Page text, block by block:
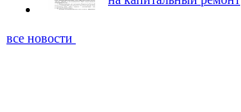
все новости